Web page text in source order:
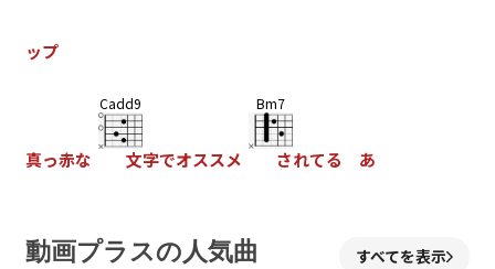
ップ
真っ赤な
Cadd9
文字でオススメ
Bm7
されてる あ
の子のNew single
動画プラスの人気曲 すべてを表示